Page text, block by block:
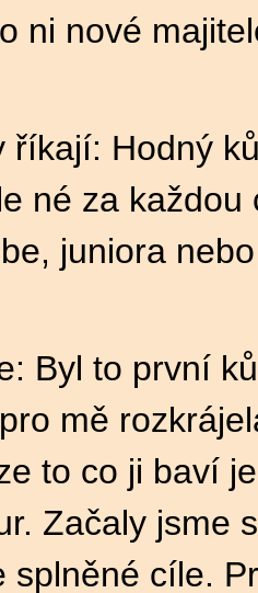
ni nové
říkají: Hodný
né za
juniora
Byl to první
mě
to co ji baví
Začaly jsme
splněné cíle.